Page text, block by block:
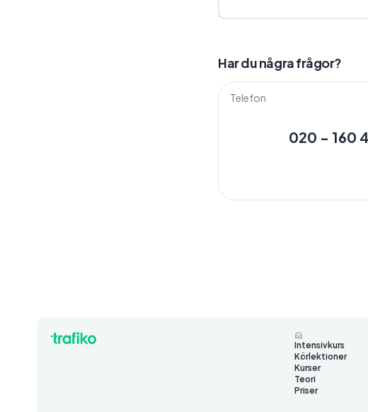
Har du några frågor?
Telefon
020 - 160
Intensivkurs
Körlektioner
Kurser
Teori
Priser